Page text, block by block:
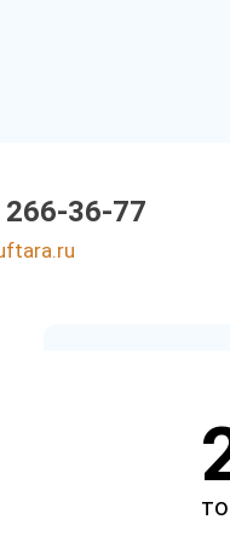
36-77
и через
менеджер